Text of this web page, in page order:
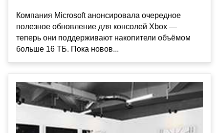
Компания Microsoft анонсировала очередное
полезное обновление для консолей Xbox —
теперь они поддерживают накопители объёмом
больше 16 ТБ. Пока новов...